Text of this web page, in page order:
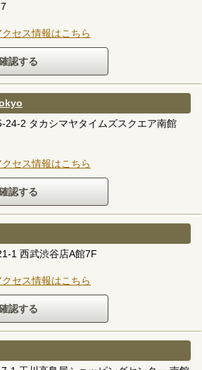
セス情報はこちら
24-2 タカシマヤタイムズスクエア南館
セス情報はこちら
1 西武渋谷店A館7F
セス情報はこちら